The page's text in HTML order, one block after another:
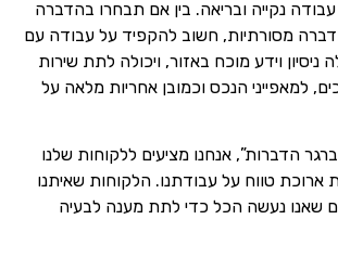
נקייה ובריאה. בין אם תבחרו בהדברה
מסורתיות, חשוב להקפיד על עבודה עם
וידע מוכח באזור, ויכולה לתת שירות
למאפייני הנכס וכמובן אחריות מלאה על
הדברות”, אנחנו מציעים ללקוחות שלנו
ארוכת טווח על עבודתנו. הלקוחות שאיתנו
שאנו נעשה הכל כדי לתת מענה לבעיה